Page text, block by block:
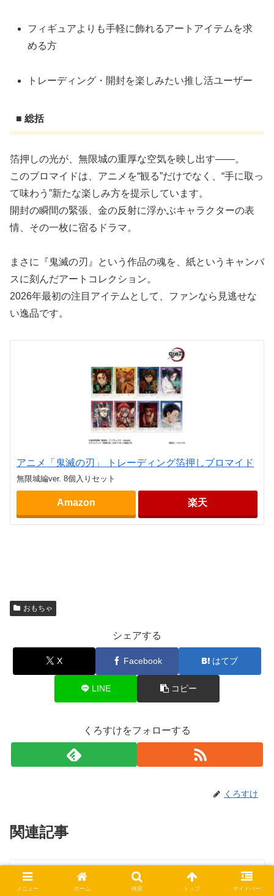
フィギュアよりも手軽に飾れるアートアイテムを求
める方
トレーディング・開封を楽しみたい推し活ユーザー
■ 総括
箔押しの光が、無限城の重厚な空気を映し出す――。
このブロマイドは、アニメを“観る”だけでなく、“手に取っ
て味わう”新たな楽しみ方を提示しています。
開封の瞬間の緊張、金の反射に浮かぶキャラクターの表
情、その一枚に宿るドラマ。
まさに『鬼滅の刃』という作品の魂を、紙というキャンバ
スに刻んだアートコレクション。
2026年最初の注目アイテムとして、ファンなら見逃せな
い逸品です。
アニメ「鬼滅の刃」 トレーディング箔押しブロマイド
無限城編ver. 8個入りセット
Amazon 楽天
おもちゃ
シェアする
X Facebook はてブ
LINE コピー
くろすけをフォローする
くろすけ
関連記事
モノポリー ポケモンエディショ
ン徹底レビュー｜ルール・口コ
メニュー ホーム 検索 トップ サイドバー